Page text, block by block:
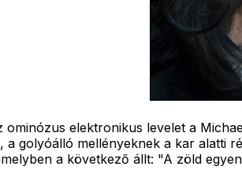
ominózus elektronikus levelet a
golyóálló mellényeknek a kar alatti
a következő állt: "A zöld